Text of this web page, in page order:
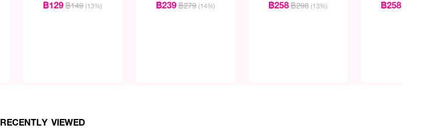
Product 30 Days (60
Capsule)
฿129฿149 (13%)
Product 60 Days (120
Capsule)
฿239฿279 (14%)
(No Sugar Added) 20
Days
฿258฿298 (13%)
Sugar Added) 20
฿258
RECENTLY VIEWED